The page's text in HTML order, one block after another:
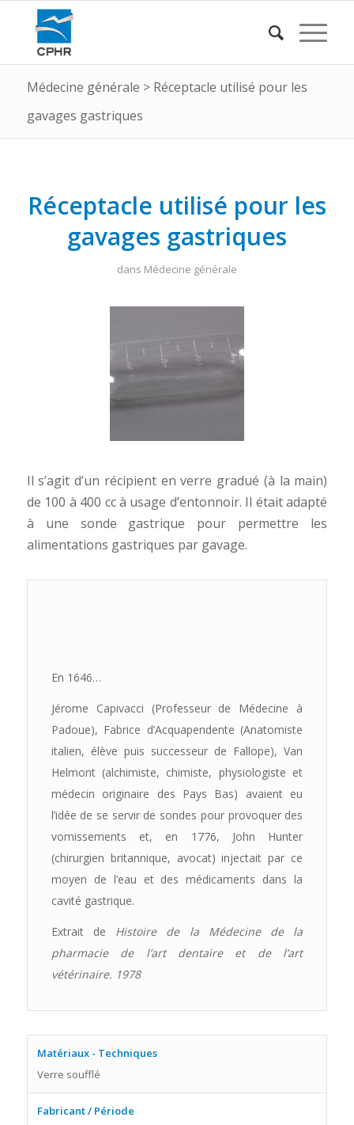
Médecine générale > Réceptacle utilisé pour les
gavages gastriques
Réceptacle utilisé pour les
gavages gastriques
dans Médecine générale
Il s’agit d’un récipient en verre gradué (à la main)
de 100 à 400 cc à usage d’entonnoir. Il était adapté
à une sonde gastrique pour permettre les
alimentations gastriques par gavage.
En 1646…
Jérome Capivacci (Professeur de Médecine à
Padoue), Fabrice d’Acquapendente (Anatomiste
italien, élève puis successeur de Fallope), Van
Helmont (alchimiste, chimiste, physiologiste et
médecin originaire des Pays Bas) avaient eu
l’idée de se servir de sondes pour provoquer des
vomissements et, en 1776, John Hunter
(chirurgien britannique, avocat) injectait par ce
moyen de l’eau et des médicaments dans la
cavité gastrique.
Extrait de Histoire de la Médecine de la
pharmacie de l’art dentaire et de l’art
vétérinaire. 1978
Matériaux - Techniques
Verre soufflé
Fabricant / Période